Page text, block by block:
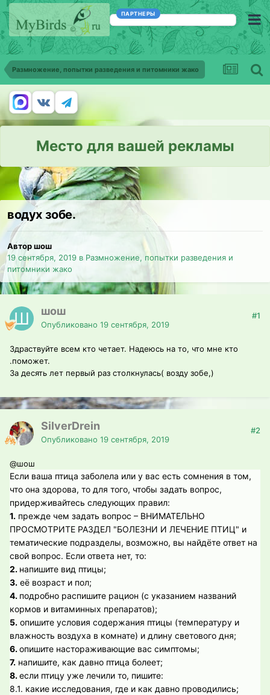
ПАРТНЕРЫ
Размножение, попытки разведения и питомники жако
Место для вашей рекламы
водух зобе.
Автор шош
19 сентября, 2019 в Размножение, попытки разведения и
питомники жако
шош
Опубликовано 19 сентября, 2019
#1
Здраствуйте всем кто четает. Надеюсь на то, что мне кто
.поможет.
За десять лет первый раз столкнулась( возду зобе,)
SilverDrein
Опубликовано 19 сентября, 2019
#2
@шош
Если ваша птица заболела или у вас есть сомнения в том,
что она здорова, то для того, чтобы задать вопрос,
придерживайтесь следующих правил:
1. прежде чем задать вопрос – ВНИМАТЕЛЬНО
ПРОСМОТРИТЕ РАЗДЕЛ "БОЛЕЗНИ И ЛЕЧЕНИЕ ПТИЦ" и
тематические подразделы, возможно, вы найдёте ответ на
свой вопрос. Если ответа нет, то:
2. напишите вид птицы;
3. её возраст и пол;
4. подробно распишите рацион (с указанием названий
кормов и витаминных препаратов);
5. опишите условия содержания птицы (температуру и
влажность воздуха в комнате) и длину светового дня;
6.опишите настораживающие вас симптомы;
7. напишите, как давно птица болеет;
8.если птицу уже лечили то, пишите:
8.1. какие исследования, где и как давно проводились;